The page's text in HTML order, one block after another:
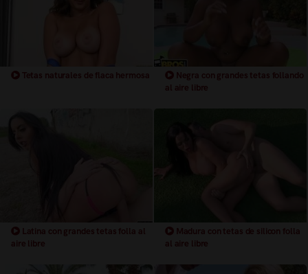
Tetas naturales de flaca hermosa
Negra con grandes tetas follando
al aire libre
Latina con grandes tetas folla al
aire libre
Madura con tetas de silicon folla
al aire libre